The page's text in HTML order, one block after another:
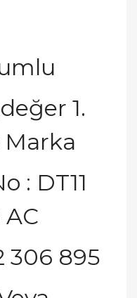
değer 1.
Marka
: DT11
AC
306 895